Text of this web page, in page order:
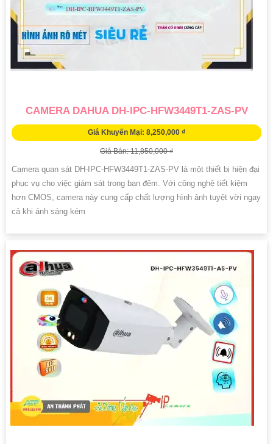
CAMERA DAHUA DH-IPC-HFW3449T1-ZAS-PV
Giá Khuyến Mại: 8,250,000 ₫
Giá Bán: 11,850,000 ₫
Camera quan sát DH-IPC-HFW3449T1-ZAS-PV là một thiết bị hiện đại
phục vụ cho việc giám sát trong ban đêm. Với công nghệ tiết kiệm
hơn CMOS, camera này cung cấp chất lượng hình ảnh tuyệt vời ngay
cả khi ánh sáng kém